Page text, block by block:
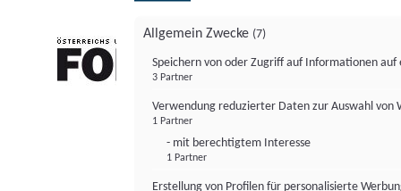
Allgemein Zwecke (7)
Speichern von oder Zugriff auf Informationen auf
3 Partner
Verwendung reduzierter Daten zur Auswahl von
1 Partner
- mit berechtigtem Interesse
1 Partner
Erstellung von Profilen für personalisierte
FONDS professionell